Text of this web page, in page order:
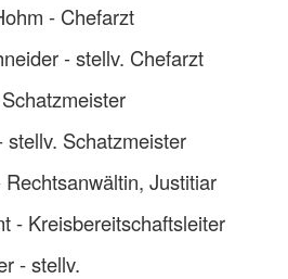
- Chefarzt
- stellv. Chefarzt
Schatzmeister
Justitiar
- Kreisbereitschaftsleiter
- stellv.